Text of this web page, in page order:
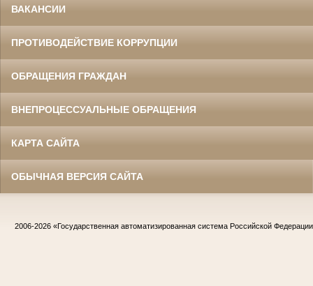
ВАКАНСИИ
ПРОТИВОДЕЙСТВИЕ КОРРУПЦИИ
ОБРАЩЕНИЯ ГРАЖДАН
ВНЕПРОЦЕССУАЛЬНЫЕ ОБРАЩЕНИЯ
КАРТА САЙТА
ОБЫЧНАЯ ВЕРСИЯ САЙТА
2006-2026 «Государственная автоматизированная система Российской